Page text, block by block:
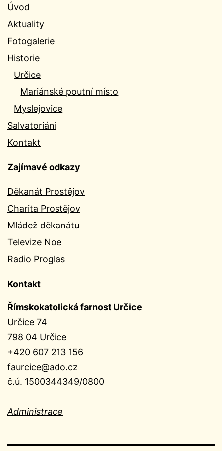
Úvod
Aktuality
Fotogalerie
Historie
Určice
Mariánské poutní místo
Myslejovice
Salvatoriáni
Kontakt
Zajímavé odkazy
Děkanát Prostějov
Charita Prostějov
Mládež děkanátu
Televize Noe
Radio Proglas
Kontakt
Římskokatolická farnost Určice
Určice 74
798 04 Určice
+420 607 213 156
faurcice@ado.cz
č.ú. 1500344349/0800
Administrace